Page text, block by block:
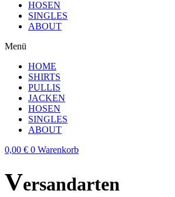
HOSEN
SINGLES
ABOUT
Menü
HOME
SHIRTS
PULLIS
JACKEN
HOSEN
SINGLES
ABOUT
0,00 € 0 Warenkorb
Versandarten